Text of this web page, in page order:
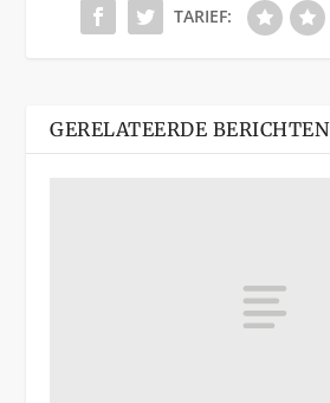
TARIEF:
GERELATEERDE BERICHTEN